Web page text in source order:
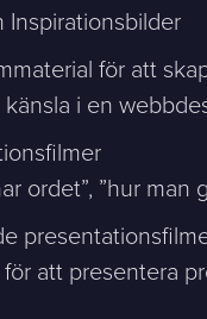
vill...
Phone *
Inspirationsbilder
för att
i en
ordet”, ”hur man
att presentera